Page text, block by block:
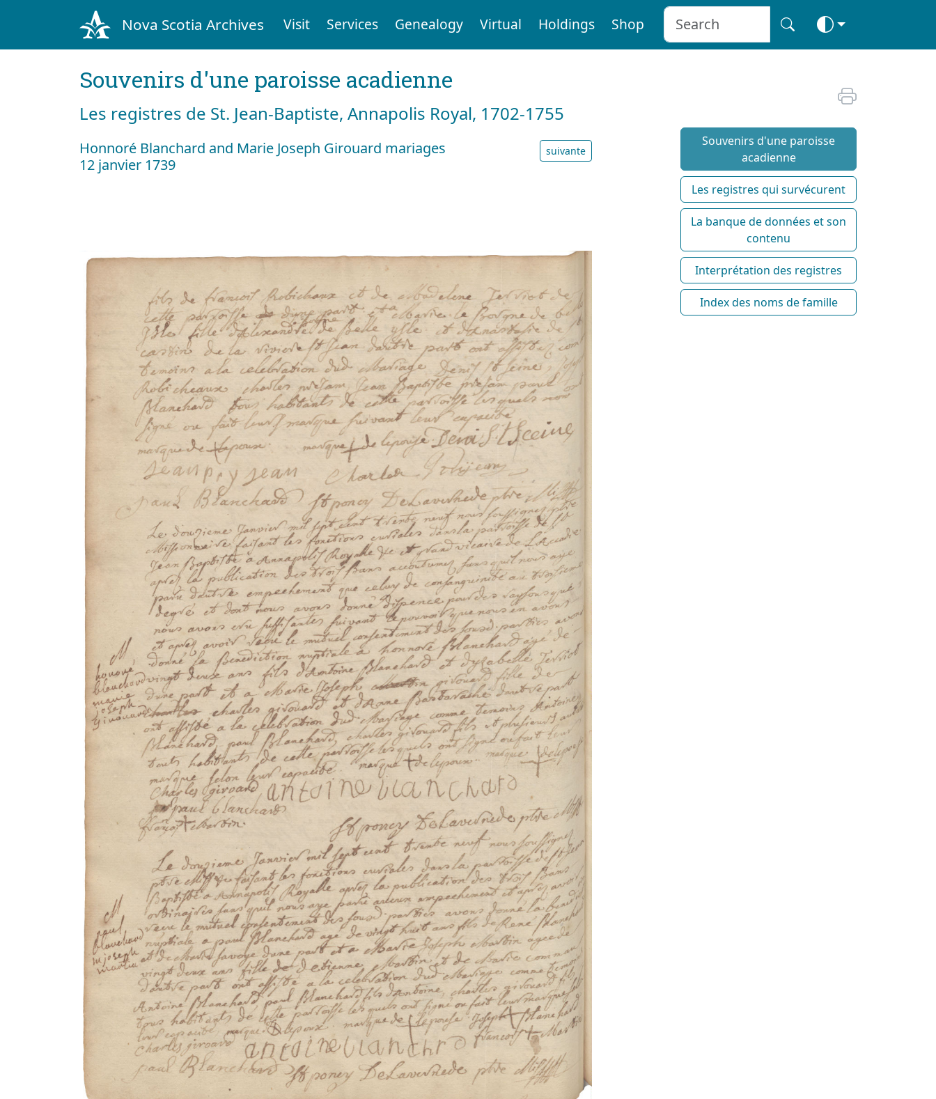
Nova Scotia Archives Visit Services Genealogy Virtual Holdings Shop
Souvenirs d'une paroisse acadienne
Les registres de St. Jean-Baptiste, Annapolis Royal, 1702-1755
Honnoré Blanchard and Marie Joseph Girouard mariages
12 janvier 1739
suivante
Souvenirs d'une paroisse
acadienne
Les registres qui survécurent
La banque de données et son
contenu
Interprétation des registres
Index des noms de famille